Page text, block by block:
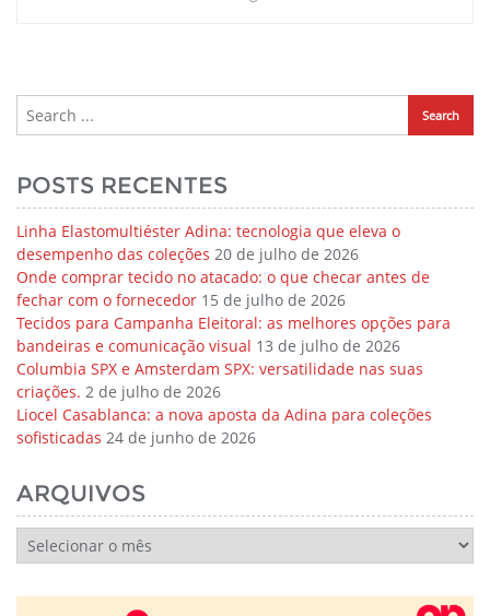
POSTS RECENTES
Linha Elastomultiéster Adina: tecnologia que eleva o
desempenho das coleções 20 de julho de 2026
Onde comprar tecido no atacado: o que checar antes de
fechar com o fornecedor 15 de julho de 2026
Tecidos para Campanha Eleitoral: as melhores opções para
bandeiras e comunicação visual 13 de julho de 2026
Columbia SPX e Amsterdam SPX: versatilidade nas suas
criações. 2 de julho de 2026
Liocel Casablanca: a nova aposta da Adina para coleções
sofisticadas 24 de junho de 2026
ARQUIVOS
Arquivos